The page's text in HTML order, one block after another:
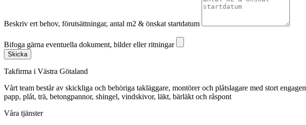
Beskriv ert behov, förutsättningar, antal m2 & önskat startdatum
Bifoga gärna eventuella dokument, bilder eller ritningar
Skicka
Takfirma i Västra Götaland
Vårt team består av skickliga och behöriga takläggare, montörer och plåtslagare med stort
papp, plåt, trä, betongpannor, shingel, vindskivor, läkt, bärläkt och råspont
Våra tjänster